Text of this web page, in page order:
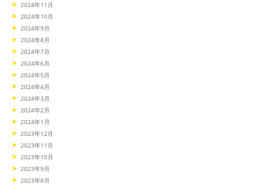
2024年11月
2024年10月
2024年9月
2024年8月
2024年7月
2024年6月
2024年5月
2024年4月
2024年3月
2024年2月
2024年1月
2023年12月
2023年11月
2023年10月
2023年9月
2023年8月